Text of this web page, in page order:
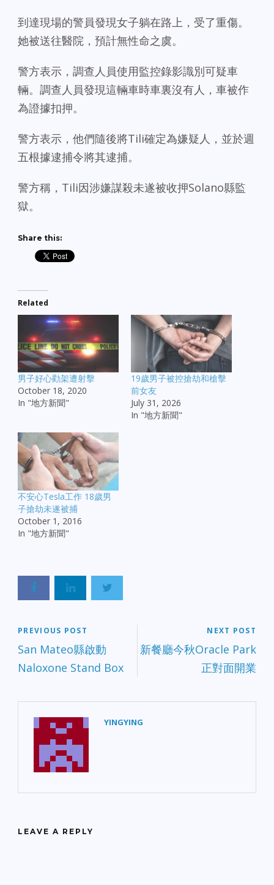
到達現場的警員發現女子躺在路上，受了重傷。
她被送往醫院，預計無性命之虞。
警方表示，調查人員使用監控錄影識別可疑車
輛。調查人員發現這輛車時車裏沒有人，車被作
為證據扣押。
警方表示，他們隨後將Tili確定為嫌疑人，並於週
五根據逮捕令將其逮捕。
警方稱，Tili因涉嫌謀殺未遂被收押Solano縣監
獄。
Share this:
Related
男子好心勸架遭射擊
October 18, 2020
In "地方新聞"
19歲男子被控搶劫和槍擊
前女友
July 31, 2026
In "地方新聞"
不安心Tesla工作 18歲男
子搶劫未遂被捕
October 1, 2016
In "地方新聞"
PREVIOUS POST
San Mateo縣啟動
Naloxone Stand Box
NEXT POST
新餐廳今秋Oracle Park
正對面開業
YINGYING
LEAVE A REPLY